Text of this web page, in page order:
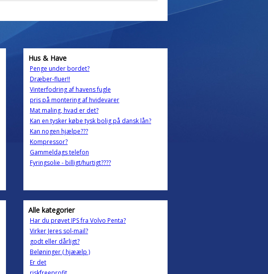
Hus & Have
Penge under bordet?
Dræber-fluer!!
Vinterfodring af havens fugle
pris på montering af hvidevarer
Mat maling, hvad er det?
Kan en tysker købe tysk bolig på dansk lån?
Kan nogen hjælpe???
Kompressor?
Gammeldags telefon
Fyringsolie - billigt/hurtigt????
Alle kategorier
Har du prøvet IPS fra Volvo Penta?
Virker Jeres sol-mail?
godt eller dårligt?
Beløninger ( hjæælp )
Er det